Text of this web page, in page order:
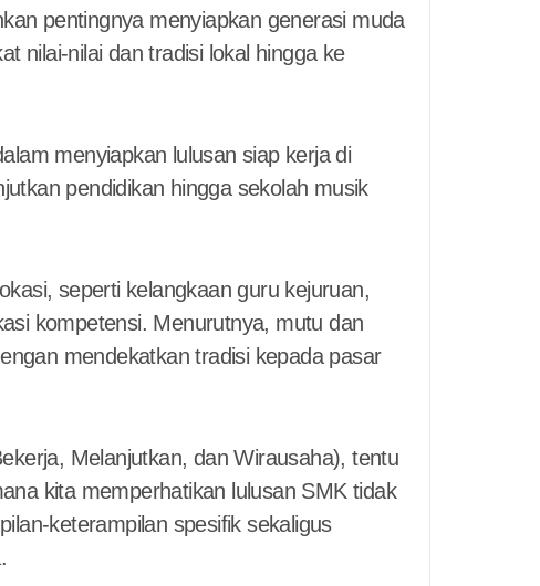
pentingnya menyiapkan generasi muda
nilai-nilai dan tradisi lokal hingga ke
menyiapkan lulusan siap kerja di
pendidikan hingga sekolah musik
seperti kelangkaan guru kejuruan,
kompetensi. Menurutnya, mutu dan
mendekatkan tradisi kepada pasar
Melanjutkan, dan Wirausaha), tentu
kita memperhatikan lulusan SMK tidak
keterampilan spesifik sekaligus